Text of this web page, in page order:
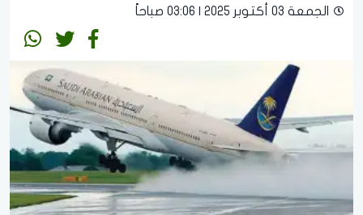
الجمعة 03 أكتوبر 2025 | 03:06 صباحاً